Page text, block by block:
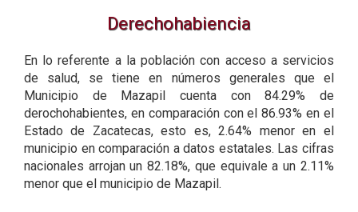
Derechohabiencia
En lo referente a la población con acceso a servicios
de salud, se tiene en números generales que el
Municipio de Mazapil cuenta con 84.29% de
derochohabientes, en comparación con el 86.93% en el
Estado de Zacatecas, esto es, 2.64% menor en el
municipio en comparación a datos estatales. Las cifras
nacionales arrojan un 82.18%, que equivale a un 2.11%
menor que el municipio de Mazapil.